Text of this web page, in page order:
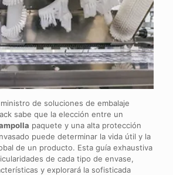
de soluciones de embalaje
sabe que la elección entre un
paquete y una alta protección
puede determinar la vida útil y la
de un producto. Esta guía exhaustiva
de cada tipo de envase,
y explorará la sofisticada